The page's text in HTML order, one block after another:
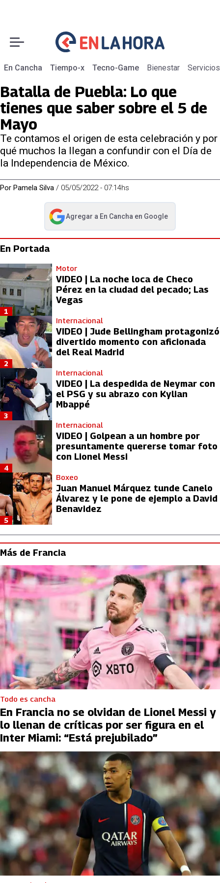
En Cancha Tiempo-x Tecno-Game Bienestar Servicios
Batalla de Puebla: Lo que
tienes que saber sobre el 5 de
Mayo
Te contamos el origen de esta celebración y por
qué muchos la llegan a confundir con el Día de
la Independencia de México.
Por Pamela Silva / 05/05/2022 - 07:14hs
Agregar a En Cancha en Google
abre en nueva pestaña
En Portada
Motor
VIDEO | La noche loca de Checo
Pérez en la ciudad del pecado; Las
Vegas
1
Internacional
VIDEO | Jude Bellingham protagonizó
divertido momento con aficionada
del Real Madrid
2
Internacional
VIDEO | La despedida de Neymar con
el PSG y su abrazo con Kylian
Mbappé
3
Internacional
VIDEO | Golpean a un hombre por
presuntamente quererse tomar foto
con Lionel Messi
4
Boxeo
Juan Manuel Márquez tunde Canelo
Álvarez y le pone de ejemplo a David
Benavidez
5
Más de Francia
Todo es cancha
En Francia no se olvidan de Lionel Messi y
lo llenan de críticas por ser figura en el
Inter Miami: “Está prejubilado”